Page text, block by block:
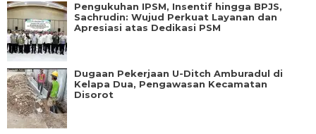
Pengukuhan IPSM, Insentif hingga BPJS,
Sachrudin: Wujud Perkuat Layanan dan
Apresiasi atas Dedikasi PSM
Dugaan Pekerjaan U-Ditch Amburadul di
Kelapa Dua, Pengawasan Kecamatan
Disorot